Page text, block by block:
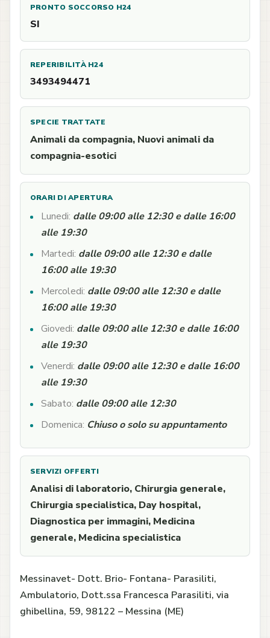
PRONTO SOCCORSO H24
SI
REPERIBILITÀ H24
3493494471
SPECIE TRATTATE
Animali da compagnia, Nuovi animali da
compagnia-esotici
ORARI DI APERTURA
Lunedi: dalle 09:00 alle 12:30 e dalle 16:00
alle 19:30
Martedi: dalle 09:00 alle 12:30 e dalle
16:00 alle 19:30
Mercoledi: dalle 09:00 alle 12:30 e dalle
16:00 alle 19:30
Giovedi: dalle 09:00 alle 12:30 e dalle 16:00
alle 19:30
Venerdi: dalle 09:00 alle 12:30 e dalle 16:00
alle 19:30
Sabato: dalle 09:00 alle 12:30
Domenica: Chiuso o solo su appuntamento
SERVIZI OFFERTI
Analisi di laboratorio, Chirurgia generale,
Chirurgia specialistica, Day hospital,
Diagnostica per immagini, Medicina
generale, Medicina specialistica
Messinavet- Dott. Brio- Fontana- Parasiliti,
Ambulatorio, Dott.ssa Francesca Parasiliti, via
ghibellina, 59, 98122 – Messina (ME)